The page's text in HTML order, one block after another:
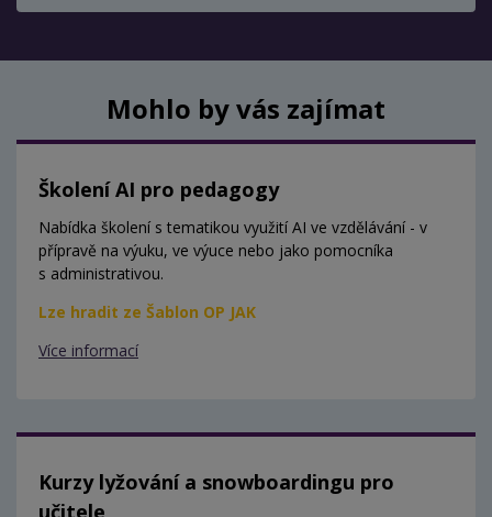
Mohlo by vás zajímat
Školení AI pro pedagogy
Nabídka školení s tematikou využití AI ve vzdělávání - v
přípravě na výuku, ve výuce nebo jako pomocníka
s administrativou.
Lze hradit ze Šablon OP JAK
Více informací
Kurzy lyžování a snowboardingu pro
učitele